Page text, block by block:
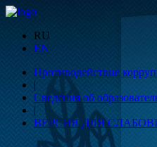
RU
EN
Противодействие
|
Сведения об
|
ВЕРСИЯ ДЛЯ